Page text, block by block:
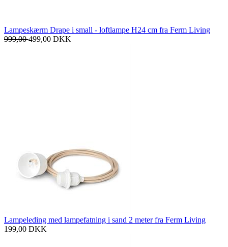
Lampeskærm Drape i small - loftlampe H24 cm fra Ferm Living
999,00499,00 DKK
Lampeleding med lampefatning i sand 2 meter fra Ferm Living
199,00 DKK